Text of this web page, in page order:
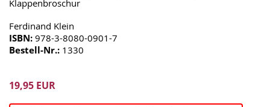
Klappenbroschur
Ferdinand Klein
ISBN: 978-3-8080-0901-7
Bestell-Nr.: 1330
19,95 EUR